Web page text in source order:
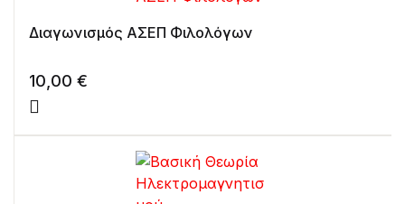
Διαγωνισμός ΑΣΕΠ Φιλολόγων
10,00 €